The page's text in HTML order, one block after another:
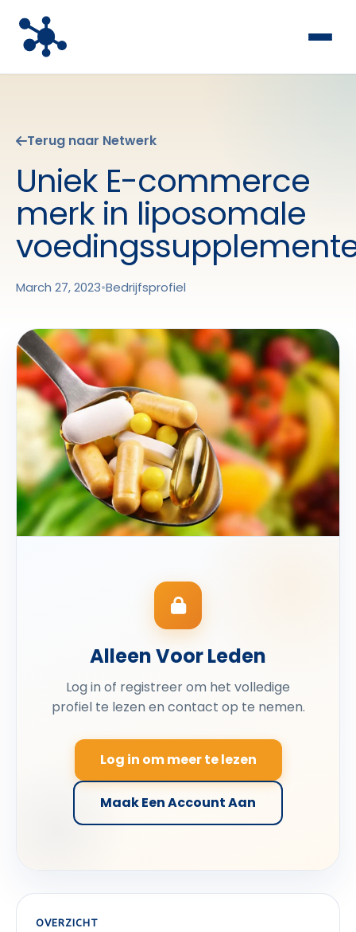
Terug naar Netwerk
Uniek E-commerce
merk in liposomale
March 27, 2023•Bedrijfsprofiel
Alleen Voor Leden
Log in of registreer om het volledige
profiel te lezen en contact op te nemen.
Log in om meer te lezen
Maak Een Account Aan
OVERZICHT